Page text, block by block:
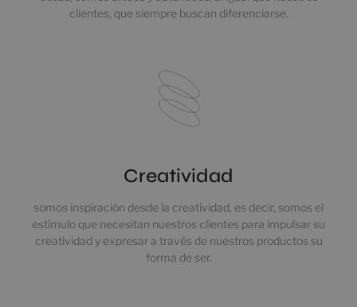
clientes, que siempre buscan diferenciarse.
Creatividad
somos inspiración desde la creatividad, es decir, somos el
estímulo que necesitan nuestros clientes para impulsar su
creatividad y expresar a través de nuestros productos su
forma de ser.